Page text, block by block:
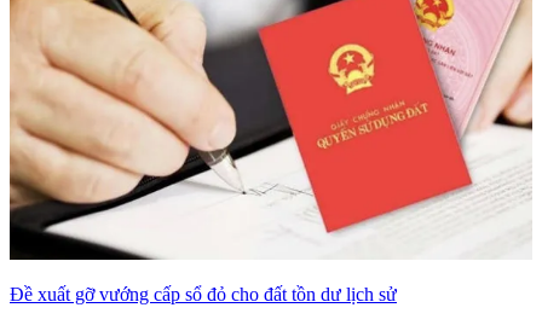
Đề xuất gỡ vướng cấp sổ đỏ cho đất tồn dư lịch sử